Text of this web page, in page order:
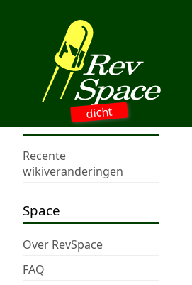
dicht
Recente
wikiveranderingen
Space
Over RevSpace
FAQ